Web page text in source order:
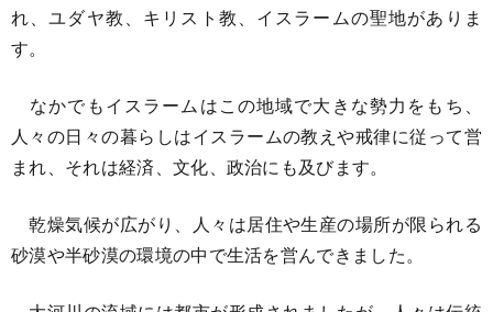
れ、ユダヤ教、キリスト教、イスラームの聖地がありま
す。
なかでもイスラームはこの地域で大きな勢力をもち、
人々の日々の暮らしはイスラームの教えや戒律に従って営
まれ、それは経済、文化、政治にも及びます。
乾燥気候が広がり、人々は居住や生産の場所が限られる
砂漠や半砂漠の環境の中で生活を営んできました。